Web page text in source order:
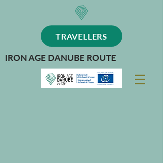
TRAVELLERS
IRON AGE DANUBE ROUTE